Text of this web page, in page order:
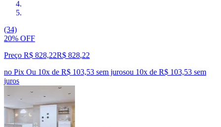
(34)
20% OFF
Preço R$ 828,22R$ 828,22
no Pix Ou 10x de R$ 103,53 sem jurosou 10x de R$ 103,53 sem
juros